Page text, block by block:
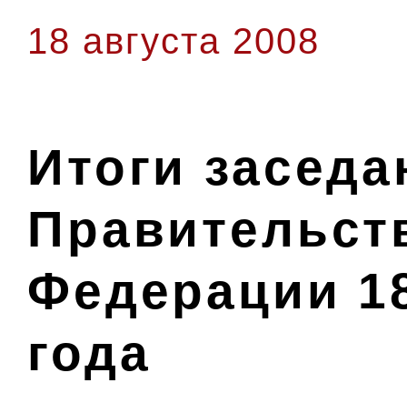
18 августа 2008
Итоги
Федерации
года